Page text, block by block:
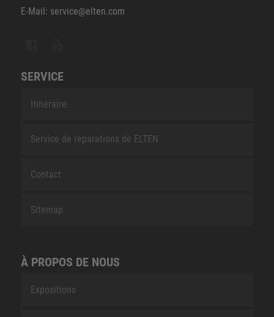
E-Mail: service@elten.com
SERVICE
Itinéraire
Service de réparations de ELTEN
Contact
Sitemap
À PROPOS DE NOUS
Expositions